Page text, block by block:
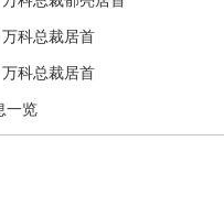
科总裁居首
科总裁居首
一览